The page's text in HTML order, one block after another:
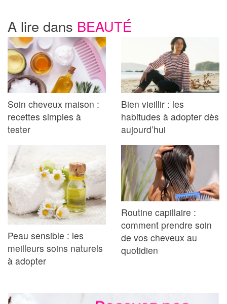
A lire dans BEAUTÉ
Soin cheveux maison :
recettes simples à
tester
Bien vieillir : les
habitudes à adopter dès
aujourd’hui
Peau sensible : les
meilleurs soins naturels
à adopter
Routine capillaire :
comment prendre soin
de vos cheveux au
quotidien